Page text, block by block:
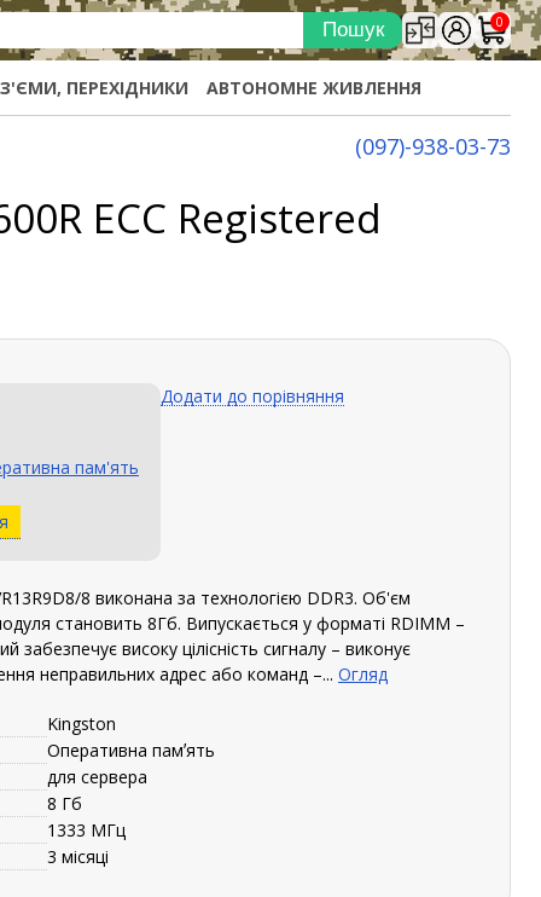
0
ПЕРЕХІДНИКИ АВТОНОМНЕ ЖИВЛЕННЯ
(097)-938-03-73
ECC Registered
пам'ять
Додати до порівняння
8 виконана за технологією DDR3. Об'єм
становить 8Гб. Випускається у форматі RDIMM –
забезпечує високу цілісність сигналу – виконує
неправильних адрес або команд –... Огляд
Kingston
Оперативна памʼять
для сервера
8 Гб
1333 МГц
3 місяці